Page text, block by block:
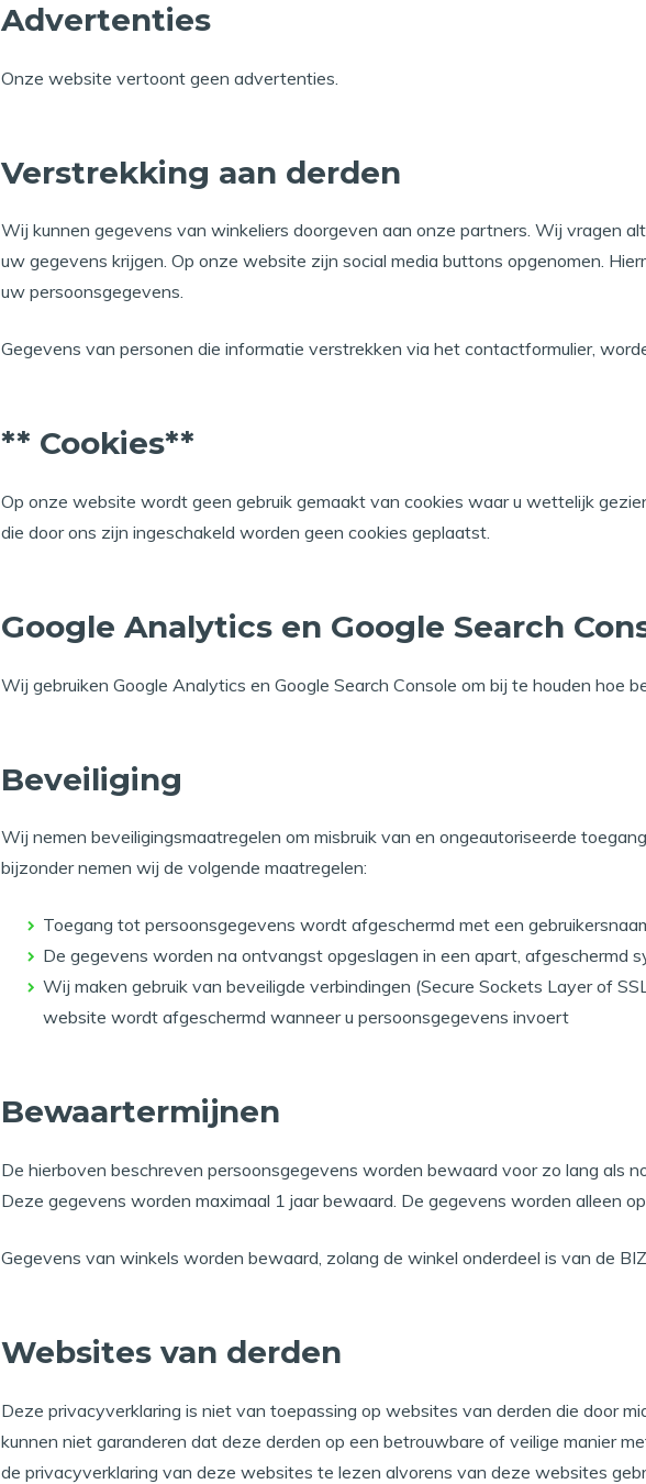
Advertenties
Onze website vertoont geen advertenties.
Verstrekking aan derden
Wij kunnen gegevens van winkeliers doorgeven aan onze partners. Wij vragen
uw gegevens krijgen. Op onze website zijn social media buttons opgenomen.
uw persoonsgegevens.
Gegevens van personen die informatie verstrekken via het contactformulier,
** Cookies**
Op onze website wordt geen gebruik gemaakt van cookies waar u wettelijk
die door ons zijn ingeschakeld worden geen cookies geplaatst.
Google Analytics en Google Search
Wij gebruiken Google Analytics en Google Search Console om bij te houden hoe
Beveiliging
Wij nemen beveiligingsmaatregelen om misbruik van en ongeautoriseerde
bijzonder nemen wij de volgende maatregelen:
Toegang tot persoonsgegevens wordt afgeschermd met een
De gegevens worden na ontvangst opgeslagen in een apart, afgeschermd
Wij maken gebruik van beveiligde verbindingen (Secure Sockets Layer of
website wordt afgeschermd wanneer u persoonsgegevens invoert
Bewaartermijnen
De hierboven beschreven persoonsgegevens worden bewaard voor zo lang als
Deze gegevens worden maximaal 1 jaar bewaard. De gegevens worden alleen
Gegevens van winkels worden bewaard, zolang de winkel onderdeel is van de
Websites van derden
Deze privacyverklaring is niet van toepassing op websites van derden die door
kunnen niet garanderen dat deze derden op een betrouwbare of veilige manier
de privacyverklaring van deze websites te lezen alvorens van deze websites